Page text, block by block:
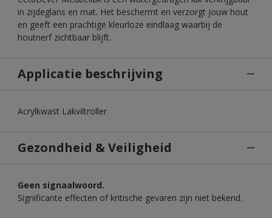
in zijdeglans en mat. Het beschermt en verzorgt jouw hout
en geeft een prachtige kleurloze eindlaag waarbij de
houtnerf zichtbaar blijft.
Applicatie beschrijving
Acrylkwast Lakviltroller
Gezondheid & Veiligheid
Geen signaalwoord.
Significante effecten of kritische gevaren zijn niet bekend.